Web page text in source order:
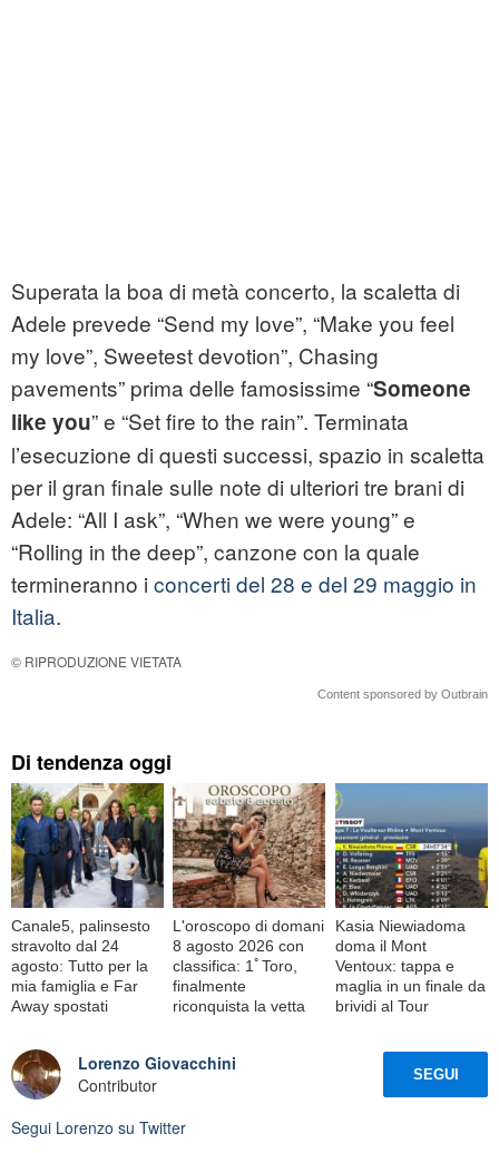
Superata la boa di metà concerto, la scaletta di
Adele prevede “Send my love”, “Make you feel
my love”, Sweetest devotion”, Chasing
pavements” prima delle famosissime “Someone
like you” e “Set fire to the rain”. Terminata
l’esecuzione di questi successi, spazio in scaletta
per il gran finale sulle note di ulteriori tre brani di
Adele: “All I ask”, “When we were young” e
“Rolling in the deep”, canzone con la quale
termineranno i concerti del 28 e del 29 maggio in
Italia.
© RIPRODUZIONE VIETATA
Content sponsored by Outbrain
Di tendenza oggi
Canale5, palinsesto
stravolto dal 24
agosto: Tutto per la
mia famiglia e Far
Away spostati
L'oroscopo di domani
8 agosto 2026 con
classifica: 1ﾟToro,
finalmente
riconquista la vetta
Kasia Niewiadoma
doma il Mont
Ventoux: tappa e
maglia in un finale da
brividi al Tour
Lorenzo Giovacchini
Contributor
SEGUI
Segui Lorenzo su Twitter